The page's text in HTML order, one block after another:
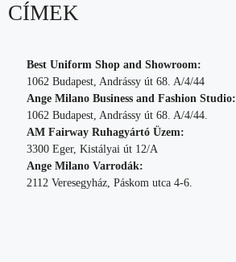
CÍMEK
Best Uniform Shop and Showroom:
1062 Budapest, Andrássy út 68. A/4/44
Ange Milano Business and Fashion Studio:
1062 Budapest, Andrássy út 68. A/4/44.
AM Fairway Ruhagyártó Üzem:
3300 Eger, Kistályai út 12/A
Ange Milano Varrodák:
2112 Veresegyház, Páskom utca 4-6.